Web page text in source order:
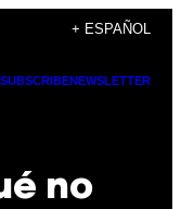
+ ESPAÑOL
SUBSCRIBENEWSLETTER
no